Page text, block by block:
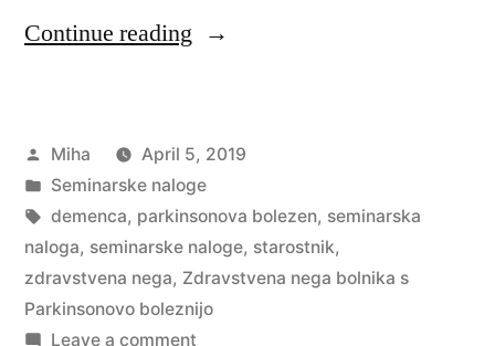
Continue reading “Zdravstvena
s
Parkinsonovo
boleznijo”
Posted
by
Miha
April 5, 2019
Posted
in
Seminarske naloge
Tags:
demenca, parkinsonova bolezen, seminarska
naloga, seminarske naloge, starostnik,
zdravstvena nega, Zdravstvena nega bolnika s
Parkinsonovo boleznijo
Leave a commenton